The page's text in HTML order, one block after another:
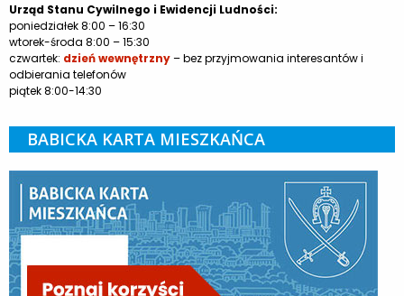
Urząd Stanu Cywilnego i Ewidencji Ludności:
poniedziałek 8:00 – 16:30
wtorek-środa 8:00 – 15:30
czwartek: dzień wewnętrzny– bez przyjmowania interesantów i
odbierania telefonów
piątek 8:00-14:30
BABICKA KARTA MIESZKAŃCA